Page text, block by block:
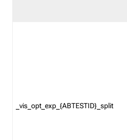
_vis_opt_exp_{ABTESTID}_split